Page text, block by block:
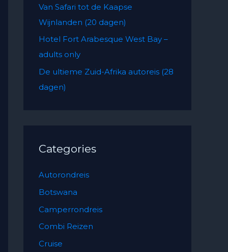
:Van Safari tot de Kaapse
Wijnlanden (20 dagen)
Hotel Fort Arabesque West Bay –
adults only
De ultieme Zuid-Afrika autoreis (28
dagen)
Categories
Autorondreis
Botswana
Camperrondreis
Combi Reizen
Cruise